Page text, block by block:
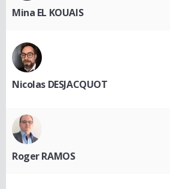
Mina EL KOUAIS
Nicolas DESJACQUOT
Roger RAMOS